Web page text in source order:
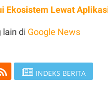
Ekosistem Lewat
lain di Google News
INDEKS BERITA